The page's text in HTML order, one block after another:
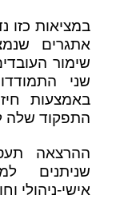
במציאות כזו
אתגרים
שימור
שני
באמצעות
התפקוד שלה
ההרצאה
שניתנים
אישי-ניהולי